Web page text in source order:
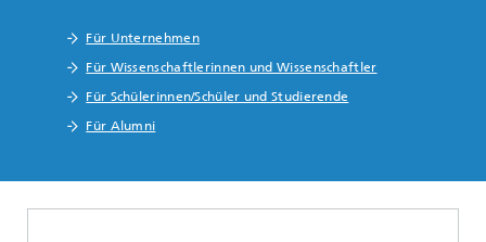
Für Unternehmen
Für Wissenschaftlerinnen und Wissenschaftler
Für Schülerinnen/Schüler und Studierende
Für Alumni